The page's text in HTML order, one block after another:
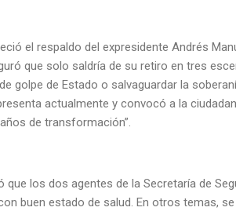
el respaldo del expresidente Andrés
que solo saldría de su retiro en tres
golpe de Estado o salvaguardar la
actualmente y convocó a la
de transformación”.
que los dos agentes de la Secretaría de
buen estado de salud. En otros temas,